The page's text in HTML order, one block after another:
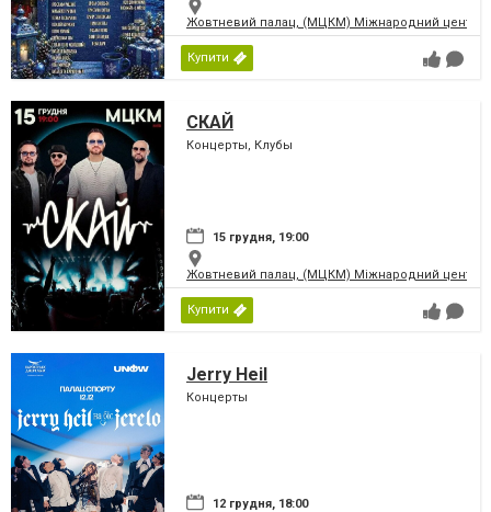
Жовтневий палац, (МЦКМ) Міжнародний центр
Купити
СКАЙ
Концерты, Клубы
15 грудня, 19:00
Жовтневий палац, (МЦКМ) Міжнародний центр
Купити
Jerry Heil
Концерты
12 грудня, 18:00